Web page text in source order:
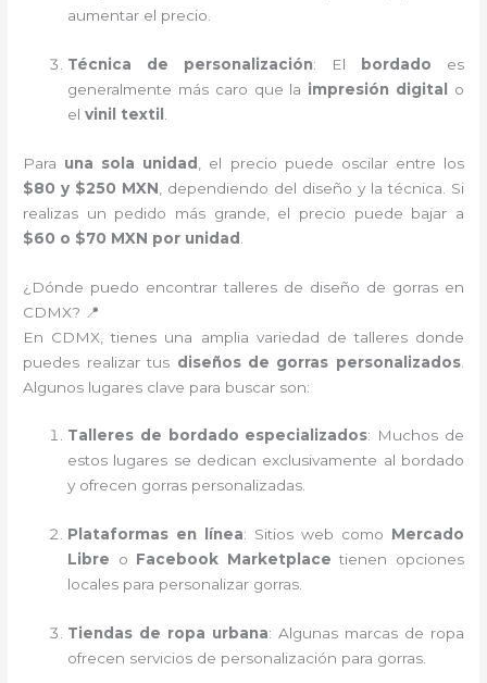
aumentar el precio.
Técnica de personalización: El bordado es
generalmente más caro que la impresión digital
o
elvinil textil
Para una sola unidad
, el precio puede oscilar entre los
$80 y $250 MXN , dependiendo del diseño y la técnica. Si
realizas un pedido más grande, el precio puede bajar a
$60 o $70 MXN por unidad
¿Dónde puedo encontrar talleres de diseño de gorras en
CDMX? 📍
En CDMX, tienes una amplia variedad de talleres donde
puedes realizar tus diseños de gorras personalizados.
Algunos lugares clave para buscar son:
Talleres de bordado especializados: Muchos de
estos lugares se dedican exclusivamente al bordado
y ofrecen gorras personalizadas.
Plataformas en línea: Sitios web como Mercado
Libre o Facebook Marketplace tienen opciones
locales para personalizar gorras.
Tiendas de ropa urbana: Algunas marcas de ropa
ofrecen servicios de personalización para gorras.